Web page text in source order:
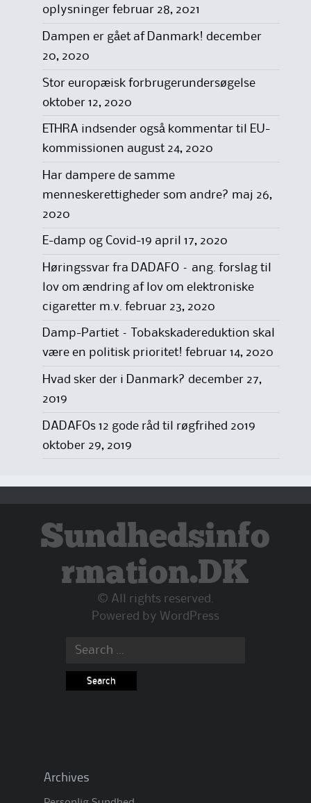
oplysninger februar 28, 2021
Dampen er gået af Danmark! december
20, 2020
Stor europæisk forbrugerundersøgelse
oktober 12, 2020
ETHRA indsender også kommentar til EU-
kommissionen august 24, 2020
Har dampere de samme
menneskerettigheder som andre? maj 26,
2020
E-damp og Covid-19 april 17, 2020
Høringssvar fra DADAFO – ang. forslag til
lov om ændring af lov om elektroniske
cigaretter m.v. februar 23, 2020
Damp-Partiet – Tobakskadereduktion skal
være en politisk prioritet! februar 14, 2020
Hvad sker der i Danmark? december 27,
2019
DADAFOs 12 gode råd til røgfrihed 2019
oktober 29, 2019
Sundhedsinfo
rmation.DK
© All rights reserved.
Powered by WordPress
Search
Archives